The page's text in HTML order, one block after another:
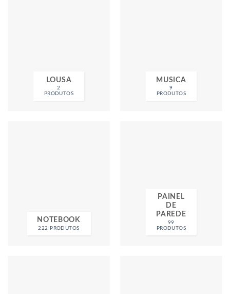
LOUSA
2
PRODUTOS
MUSICA
9
PRODUTOS
NOTEBOOK
222 PRODUTOS
PAINEL
DE
PAREDE
99
PRODUTOS